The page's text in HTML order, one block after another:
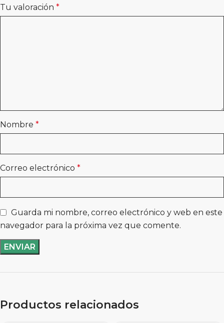
Tu valoración *
Nombre *
Correo electrónico *
Guarda mi nombre, correo electrónico y web en este
navegador para la próxima vez que comente.
Productos relacionados